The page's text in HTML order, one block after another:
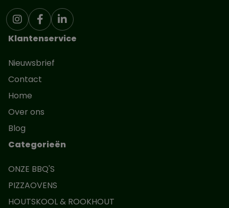
Klantenservice
Nieuwsbrief
Contact
Home
Over ons
Blog
Categorieën
ONZE BBQ'S
PIZZAOVENS
HOUTSKOOL & ROOKHOUT